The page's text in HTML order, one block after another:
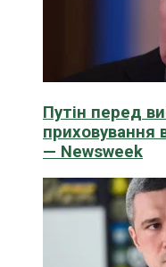
Путін перед
приховування
— Newsweek